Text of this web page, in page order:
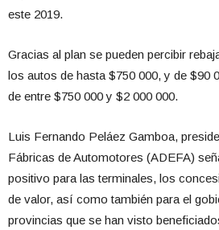
este 2019.
Gracias al plan se pueden percibir
los autos de hasta $750 000, y de $90
de entre $750 000 y $2 000 000.
Luis Fernando Peláez Gamboa,
Fábricas de Automotores (ADEFA)
positivo para las terminales, los
de valor, así como también para el
provincias que se han visto